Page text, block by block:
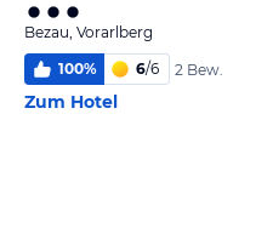
Bezau, Vorarlberg
100% 6/6 2 Bew.
Zum Hotel